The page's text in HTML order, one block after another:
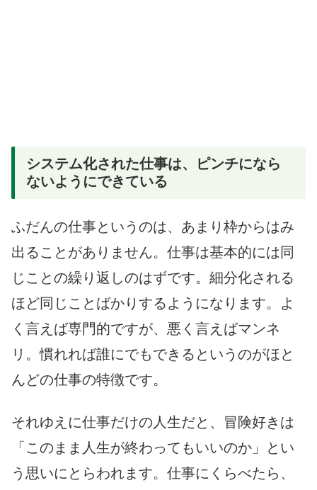
システム化された仕事は、ピンチになら
ないようにできている
ふだんの仕事というのは、あまり枠からはみ
出ることがありません。仕事は基本的には同
じことの繰り返しのはずです。細分化される
ほど同じことばかりするようになります。よ
く言えば専門的ですが、悪く言えばマンネ
リ。慣れれば誰にでもできるというのがほと
んどの仕事の特徴です。
それゆえに仕事だけの人生だと、冒険好きは
「このまま人生が終わってもいいのか」とい
う思いにとらわれます。仕事にくらべたら、